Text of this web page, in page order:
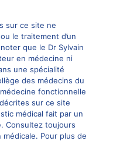
sur ce site ne
le traitement d’un
que le Dr Sylvain
en médecine ni
une spécialité
des médecins du
fonctionnelle
sur ce site
médical fait par un
Consultez toujours
Pour plus de